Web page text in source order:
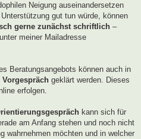
Neigung auseinandersetzen
gut tun würde, können
gerne zunächst schriftlich –
meiner Mailadresse
Beratungsangebots können auch in
geklärt werden. Dieses
erfolgen.
kann sich für
am Anfang stehen und noch nicht
wahrnehmen möchten und in welcher